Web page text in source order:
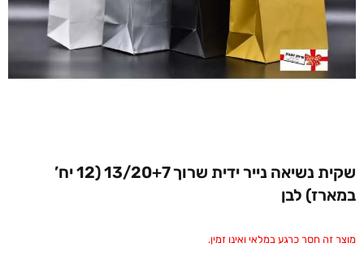
שקית נשיאה נייר ידית שרוך 13/20+7 (12 יח’
במארז) לבן
מוצר זה חסר כרגע במלאי ואינו זמין.